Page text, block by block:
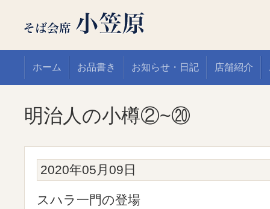
ホーム お品書き お知らせ・日記 店舗紹介
明治人の小樽②~⑳
2020年05月09日
スハラ一門の登場